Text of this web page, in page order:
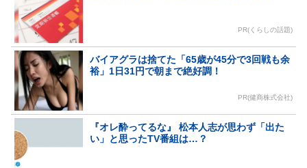
PR(くらしの話題)
バイアグラは捨てた「65歳が45分で3回戦も余
裕」1日31円で朝まで絶好調！
PR(健商株式会社)
『オレ酔ってるな』 松本人志が思わず「出た
い」と思ったTV番組は…？